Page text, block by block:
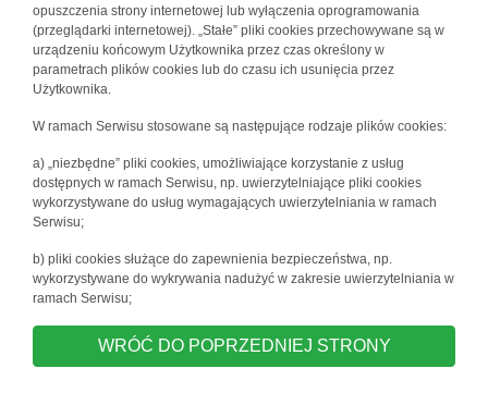
opuszczenia strony internetowej lub wyłączenia oprogramowania
(przeglądarki internetowej). „Stałe” pliki cookies przechowywane są w
urządzeniu końcowym Użytkownika przez czas określony w
parametrach plików cookies lub do czasu ich usunięcia przez
Użytkownika.
W ramach Serwisu stosowane są następujące rodzaje plików cookies:
a) „niezbędne” pliki cookies, umożliwiające korzystanie z usług
dostępnych w ramach Serwisu, np. uwierzytelniające pliki cookies
wykorzystywane do usług wymagających uwierzytelniania w ramach
Serwisu;
b) pliki cookies służące do zapewnienia bezpieczeństwa, np.
wykorzystywane do wykrywania nadużyć w zakresie uwierzytelniania w
ramach Serwisu;
WRÓĆ DO POPRZEDNIEJ STRONY